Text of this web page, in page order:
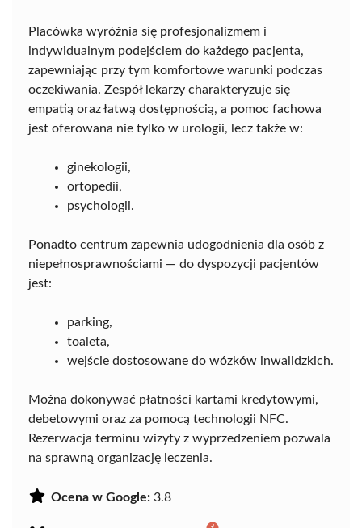
Placówka wyróżnia się profesjonalizmem i
indywidualnym podejściem do każdego pacjenta,
zapewniając przy tym komfortowe warunki podczas
oczekiwania. Zespół lekarzy charakteryzuje się
empatią oraz łatwą dostępnością, a pomoc fachowa
jest oferowana nie tylko w urologii, lecz także w:
ginekologii,
ortopedii,
psychologii.
Ponadto centrum zapewnia udogodnienia dla osób z
niepełnosprawnościami — do dyspozycji pacjentów
jest:
parking,
toaleta,
wejście dostosowane do wózków inwalidzkich.
Można dokonywać płatności kartami kredytowymi,
debetowymi oraz za pomocą technologii NFC.
Rezerwacja terminu wizyty z wyprzedzeniem pozwala
na sprawną organizację leczenia.
Ocena w Google: 3.8